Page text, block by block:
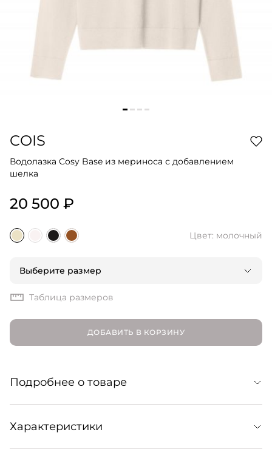
COIS
Водолазка Cosy Base из мериноса с добавлением
шелка
20 500 ₽
Цвет: молочный
Выберите размер
Таблица размеров
ДОБАВИТЬ В КОРЗИНУ
Подробнее о товаре
Водолазка «Уютная база» Cosy Base незаменима в
межсезонье. Она не только греет, но и удачно
встраивается в самые разные многослойные образы c
Характеристики